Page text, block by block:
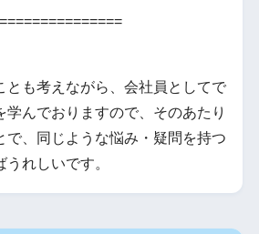
とも考えながら、会社員としてで
学んでおりますので、そのあたり
で、同じような悩み・疑問を持つ
れしいです。